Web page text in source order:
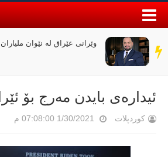
سەر
دێڕ
وێرانی عێراق لە نێوان ملیاران
ئیداره‌ى بایدن مه‌رج بۆ
کوردپلات 1/30/2021 07:08:00 م